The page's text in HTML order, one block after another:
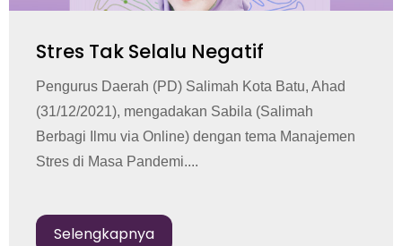
Stres Tak Selalu Negatif
Pengurus Daerah (PD) Salimah Kota Batu, Ahad
(31/12/2021), mengadakan Sabila (Salimah
Berbagi Ilmu via Online) dengan tema Manajemen
Stres di Masa Pandemi....
Selengkapnya